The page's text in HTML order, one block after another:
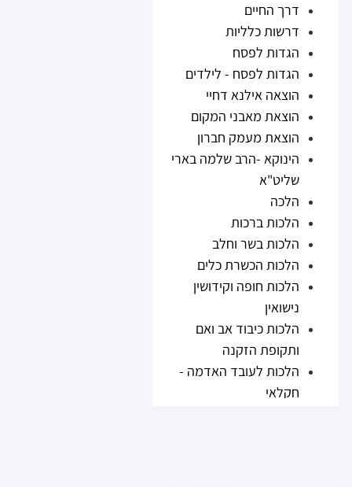
דרך החיים
דרשות כלליות
הגדות לפסח
הגדות לפסח - לילדים
הוצאה אילנא דחיי
הוצאת מאבני המקום
הוצאת מעמק חברון
הינוקא -הרב שלמה בארי
שליט"א
הלכה
הלכות ברכות
הלכות בשר וחלב
הלכות הכשרת כלים
הלכות חופה וקידושין
נישואין
הלכות כיבוד אב ואם
ותקופת הזקנה
הלכות לעובד האדמה -
חקלאי